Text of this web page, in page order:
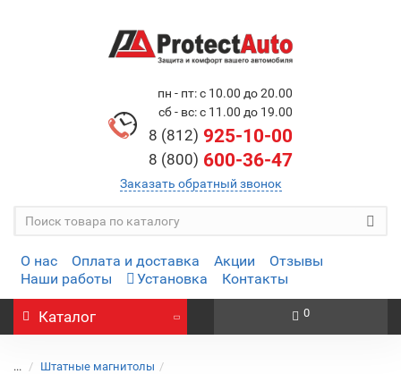
пн - пт: с 10.00 до 20.00
сб - вс: с 11.00 до 19.00
8 (812) 925-10-00
8 (800) 600-36-47
Заказать обратный звонок
О нас Оплата и доставка Акции
Отзывы
Наши работы
Установка Контакты
Каталог 0
... Штатные магнитолы